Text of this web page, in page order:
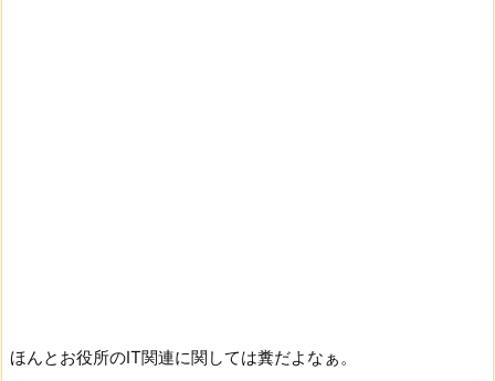
ほんとお役所のIT関連に関しては糞だよなぁ。